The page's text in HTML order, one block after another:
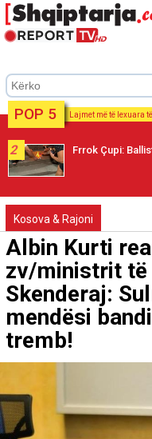
POP 5 Lajmet më të lexuara
2 Frrok Çupi:
Kosova & Rajoni
Albin Kurti
zv/ministrit të
Skenderaj:
mendësi
tremb!